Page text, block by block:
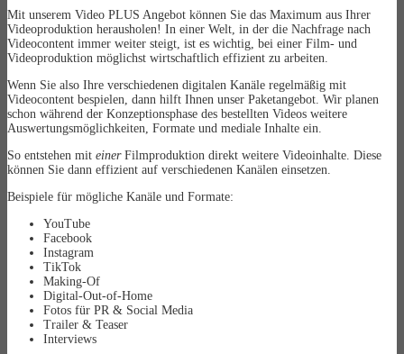
Mit unserem Video PLUS Angebot können Sie das Maximum aus Ihrer
Videoproduktion herausholen! In einer Welt, in der die Nachfrage nach
Videocontent immer weiter steigt, ist es wichtig, bei einer Film- und
Videoproduktion möglichst wirtschaftlich effizient zu arbeiten.
Wenn Sie also Ihre verschiedenen digitalen Kanäle regelmäßig mit
Videocontent bespielen, dann hilft Ihnen unser Paketangebot. Wir planen
schon während der Konzeptionsphase des bestellten Videos weitere
Auswertungsmöglichkeiten, Formate und mediale Inhalte ein.
So entstehen mit einerFilmproduktion direkt weitere Videoinhalte. Diese
können Sie dann effizient auf verschiedenen Kanälen einsetzen.
Beispiele für mögliche Kanäle und Formate:
YouTube
Facebook
Instagram
TikTok
Making-Of
Digital-Out-of-Home
Fotos für PR & Social Media
Trailer & Teaser
Interviews